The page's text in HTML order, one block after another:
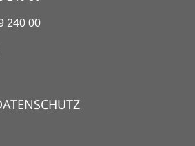
240 00